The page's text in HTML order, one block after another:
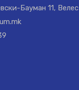
Бауман 11, Велес